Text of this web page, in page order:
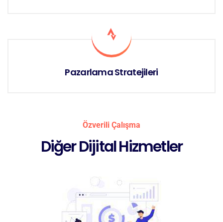
Pazarlama Stratejileri
Özverili Çalışma
Diğer Dijital Hizmetler